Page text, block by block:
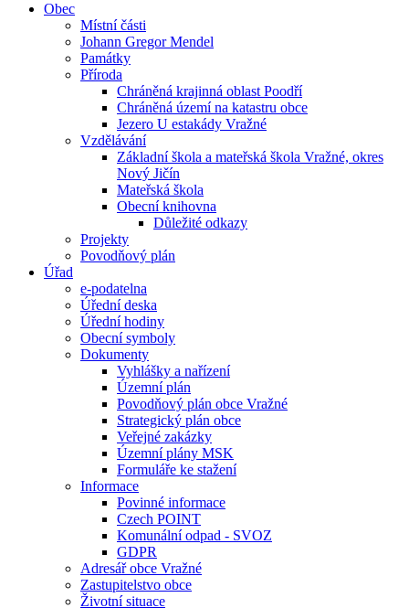
Obec
Místní části
Johann Gregor Mendel
Památky
Příroda
Chráněná krajinná oblast Poodří
Chráněná území na katastru obce
Jezero U estakády Vražné
Vzdělávání
Základní škola a mateřská škola Vražné, okres
Nový Jičín
Mateřská škola
Obecní knihovna
Důležité odkazy
Projekty
Povodňový plán
Úřad
e-podatelna
Úřední deska
Úřední hodiny
Obecní symboly
Dokumenty
Vyhlášky a nařízení
Územní plán
Povodňový plán obce Vražné
Strategický plán obce
Veřejné zakázky
Územní plány MSK
Formuláře ke stažení
Informace
Povinné informace
Czech POINT
Komunální odpad - SVOZ
GDPR
Adresář obce Vražné
Zastupitelstvo obce
Životní situace